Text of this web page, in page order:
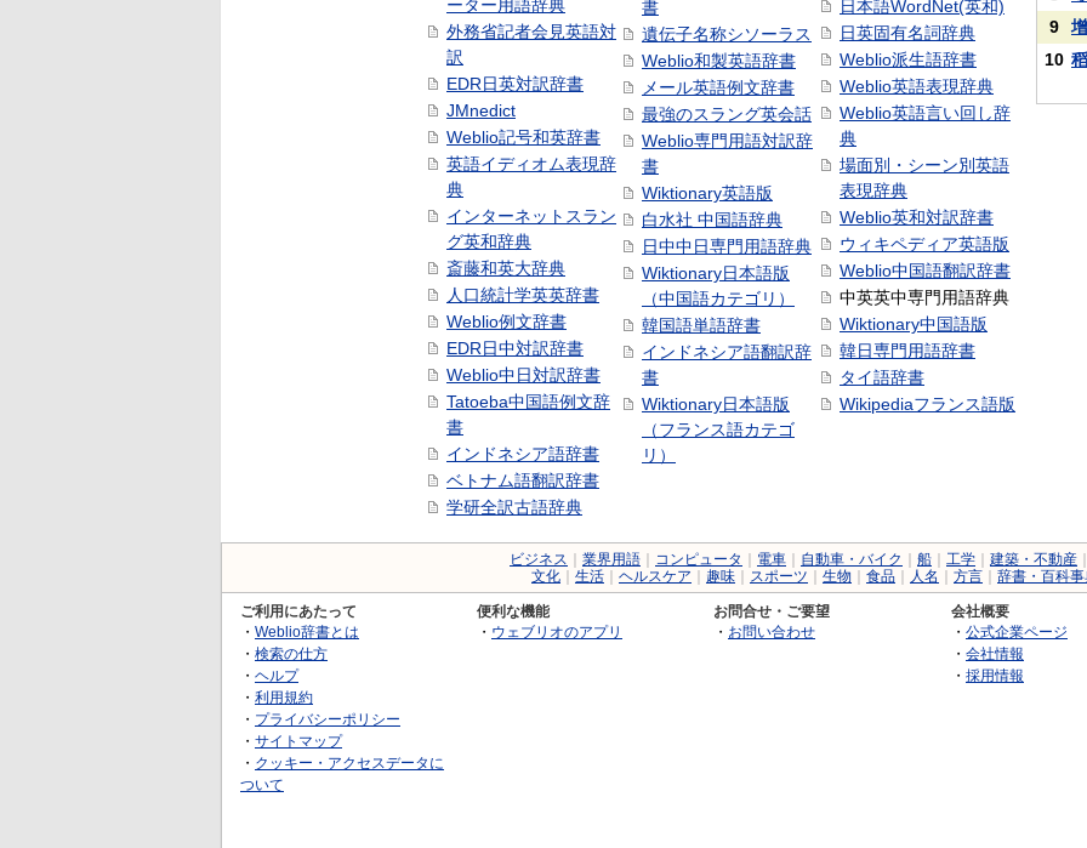
ーター用語辞典
外務省記者会見英語対
訳
EDR日英対訳辞書
JMnedict
Weblio記号和英辞書
英語イディオム表現辞
典
インターネットスラン
グ英和辞典
斎藤和英大辞典
人口統計学英英辞書
Weblio例文辞書
EDR日中対訳辞書
Weblio中日対訳辞書
Tatoeba中国語例文辞
書
インドネシア語辞書
ベトナム語翻訳辞書
学研全訳古語辞典
書
遺伝子名称シソーラス
Weblio和製英語辞書
メール英語例文辞書
最強のスラング英会話
Weblio専門用語対訳辞
書
Wiktionary英語版
白水社 中国語辞典
日中中日専門用語辞典
Wiktionary日本語版
（中国語カテゴリ）
韓国語単語辞書
インドネシア語翻訳辞
書
Wiktionary日本語版
（フランス語カテゴ
リ）
日本語WordNet(英和)
日英固有名詞辞典
Weblio派生語辞書
Weblio英語表現辞典
Weblio英語言い回し辞
典
場面別・シーン別英語
表現辞典
Weblio英和対訳辞書
ウィキペディア英語版
Weblio中国語翻訳辞書
中英英中専門用語辞典
Wiktionary中国語版
韓日専門用語辞書
タイ語辞書
Wikipediaフランス語版
9
10
ビジネス 業界用語 コンピュータ 電車 自動車・バイク 船 工学 建築・不動産
文化
生活 ヘルスケア 趣味 スポーツ 生物 食品 人名 方言 辞書・百科事
ご利用にあたって
・ Weblio辞書とは
・ 検索の仕方
・ ヘルプ
・ 利用規約
・ プライバシーポリシー
・ サイトマップ
・ クッキー・アクセスデータに
ついて
便利な機能
・ ウェブリオのアプリ
お問合せ・ご要望
・ お問い合わせ
会社概要
・ 公式企業ページ
・ 会社情報
・ 採用情報